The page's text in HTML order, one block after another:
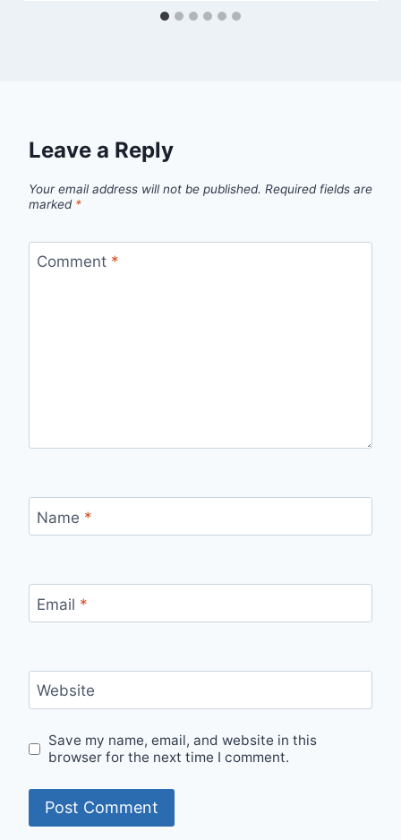
Leave a Reply
Your email address will not be published. Required fields are
marked *
Comment *
Name *
Email *
Website
Save my name, email, and website in this
browser for the next time I comment.